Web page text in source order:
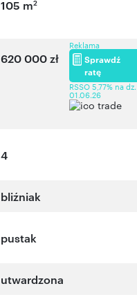
105 m2
620 000 zł
Reklama
Sprawdź
ratę
RSSO 5,77% na dz.
01.06.26
4
bliźniak
pustak
utwardzona